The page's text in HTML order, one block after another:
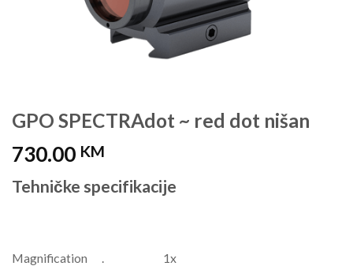
GPO SPECTRAdot ~ red dot nišan
730.00 KM
Tehničke specifikacije
Magnification .
1x